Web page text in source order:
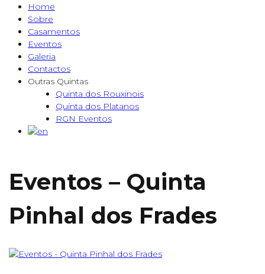
Home
Sobre
Casamentos
Eventos
Galeria
Contactos
Outras Quintas
Quinta dos Rouxinois
Quinta dos Platanos
RGN Eventos
Eventos – Quinta
Pinhal dos Frades